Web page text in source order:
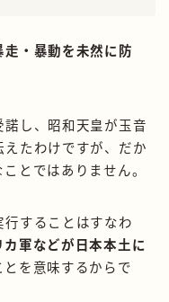
・暴動を未然に防
し、昭和天皇が玉音
たわけですが、だか
とではありません。
することはすなわ
軍などが日本本土に
とを意味するからで